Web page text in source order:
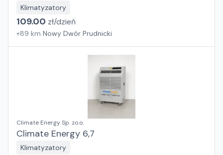
Klimatyzatory
109.00 zł/dzień
+89 km Nowy Dwór Prudnicki
Climate Energy Sp. zo.o.
Climate Energy 6,7
Klimatyzatory